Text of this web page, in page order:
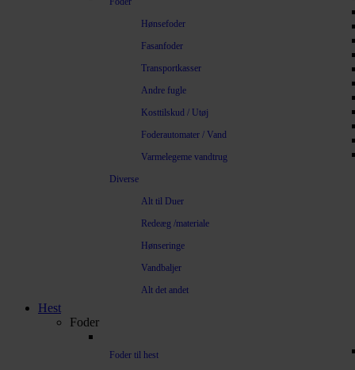
Hønsefoder
Fasanfoder
Transportkasser
Andre fugle
Kosttilskud / Utøj
Foderautomater / Vand
Varmelegeme vandtrug
Diverse
Alt til Duer
Redeæg /materiale
Hønseringe
Vandbaljer
Alt det andet
Hest
Foder
Foder til hest